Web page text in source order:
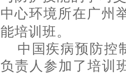
中心环境所在广州
能培训班。
中国疾病预防控
负责人参加了培训